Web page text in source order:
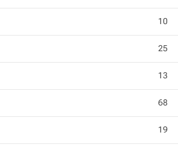
10
25
13
68
19